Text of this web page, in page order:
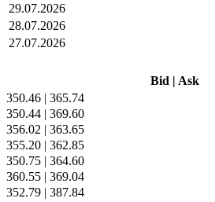
29.07.2026
28.07.2026
27.07.2026
Bid | Ask
350.46 | 365.74
350.44 | 369.60
356.02 | 363.65
355.20 | 362.85
350.75 | 364.60
360.55 | 369.04
352.79 | 387.84